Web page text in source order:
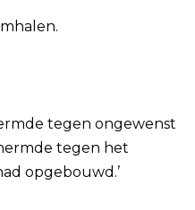
tegen ongewenst
tegen het
opgebouwd.’